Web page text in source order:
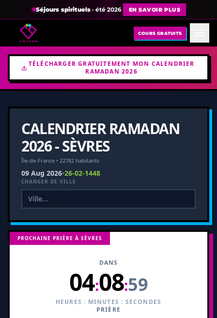
Séjours spirituels· été 2026 EN SAVOIR PLUS
COURS GRATUITS
TÉLÉCHARGER GRATUITEMENT MON CALENDRIER
RAMADAN 2026
CALENDRIER RAMADAN
2026 - SÈVRES
Île-de-France • 22782 habitants
09 Aug 2026•26-02-1448
CHANGER DE VILLE
PROCHAINE PRIÈRE À SÈVRES
DANS
04:08:58
HEURES : MINUTES : SECONDES
PRIÈRE